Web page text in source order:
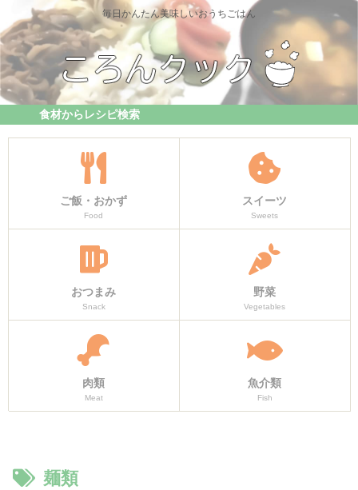
毎日かんたん美味しいおうちごはん
食材からレシピ検索
ご飯・おかず
Food
スイーツ
Sweets
おつまみ
Snack
野菜
Vegetables
肉類
Meat
魚介類
Fish
麺類